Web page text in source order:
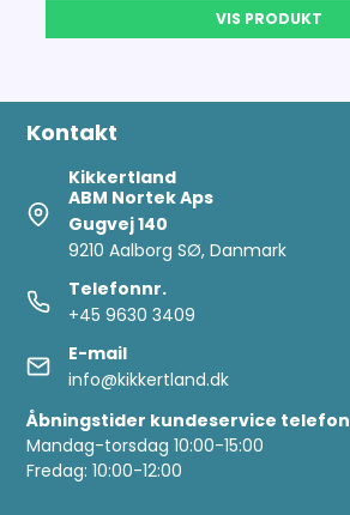
VIS PRODUKT
Kontakt
Kikkertland
ABM Nortek Aps
Gugvej 140
9210 Aalborg SØ, Danmark
Telefonnr.
+45 9630 3409
E-mail
info@kikkertland.dk
Åbningstider kundeservice telefon
Mandag-torsdag 10:00-15:00
Fredag: 10:00-12:00